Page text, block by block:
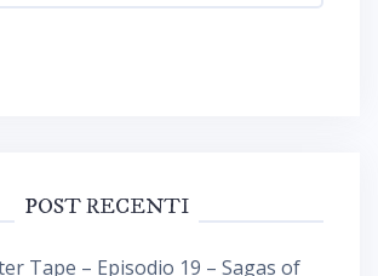
POST RECENTI
Tape – Episodio 19 – Sagas of